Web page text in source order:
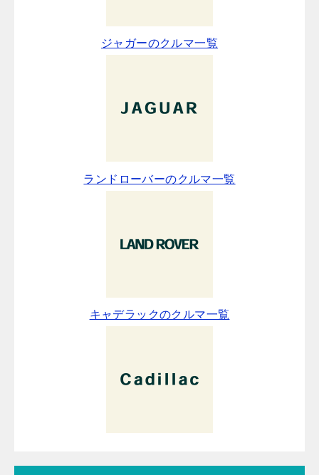
ジャガーのクルマ一覧
ランドローバーのクルマ一覧
キャデラックのクルマ一覧